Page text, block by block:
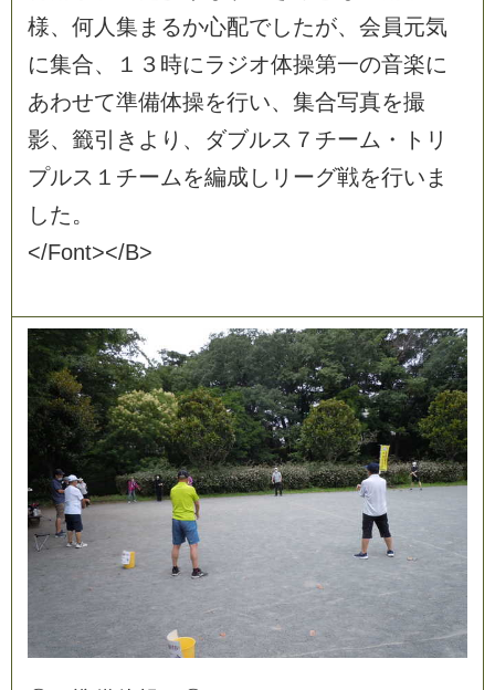
様、 何人集 ま るか心配でしたが、 会 員元気
に集合、 １ ３ 時にラ ジオ体操第一の音楽に
あわせて準備体操を行い、 集合写真を撮
影、 籤引 き よ り 、 ダブルス ７ チーム ・ ト リ
プルス １ チームを編成 し リ ーグ戦を行い ま
した。
</Font></B>